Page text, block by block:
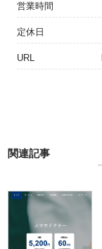
営業時間
定休日
URL
関連記事